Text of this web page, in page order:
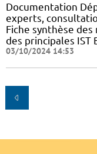
Documentation
experts,
Fiche synthèse
des principales IST
03/10/2024 14:53